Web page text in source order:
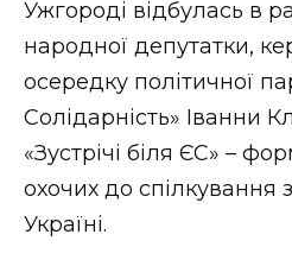
ФОТО
ВІДЕО
Ужгороді відбулась в
народної депутатки,
осередку політичної
Солідарність» Іванни
«Зустрічі біля ЄС» –
охочих до спілкування
Україні.